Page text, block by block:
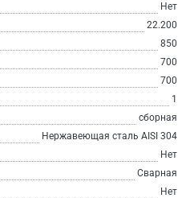
Нет
22.200
850
700
700
1
сборная
Нержавеющая сталь AISI 304
Нет
Сварная
Нет